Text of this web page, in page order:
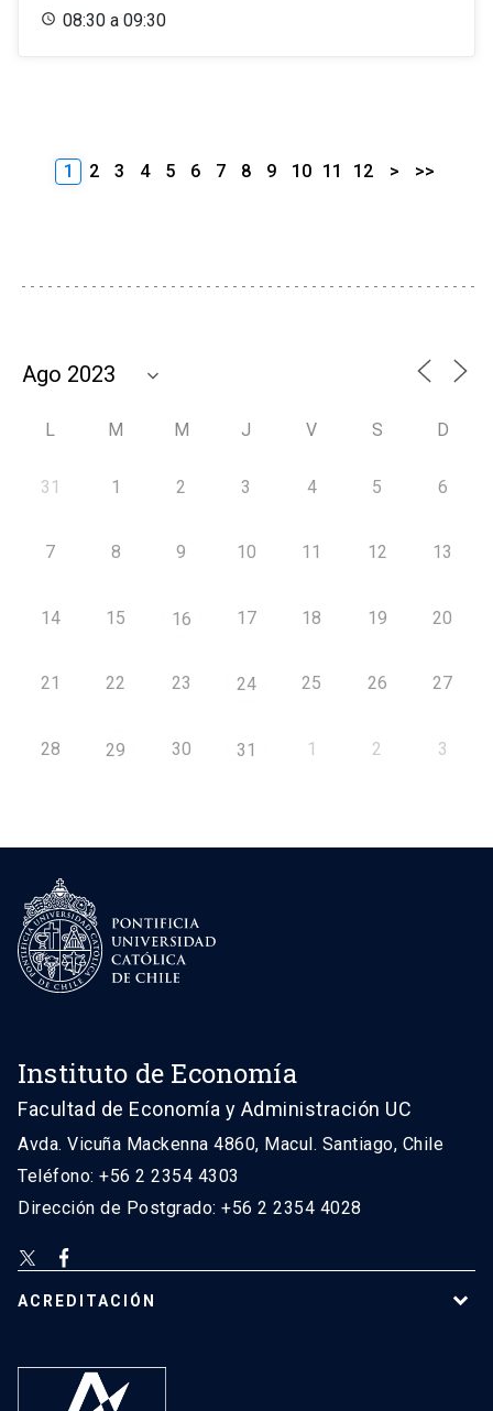
08:30 a 09:30
1 2 3 4 5 6 7 8 9 10 11 12 > >>
L M M J V S D
31 1 2 3 4 5 6
7 8 9 10 11 12 13
14 15 16 17 18 19 20
21 22 23 24 25 26 27
28 29 30 31 1 2 3
Instituto de Economía
Facultad de Economía y Administración UC
Avda. Vicuña Mackenna 4860, Macul. Santiago, Chile
Teléfono: +56 2 2354 4303
Dirección de Postgrado: +56 2 2354 4028
ACREDITACIÓN